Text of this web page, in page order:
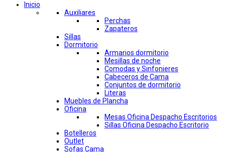
Inicio
Auxiliares
Perchas
Zapateros
Sillas
Dormitorio
Armarios dormitorio
Mesillas de noche
Comodas y Sinfonieres
Cabeceros de Cama
Conjuntos de dormitorio
Literas
Muebles de Plancha
Oficina
Mesas Oficina Despacho Escritorios
Sillas Oficina Despacho Escritorio
Botelleros
Outlet
Sofas Cama